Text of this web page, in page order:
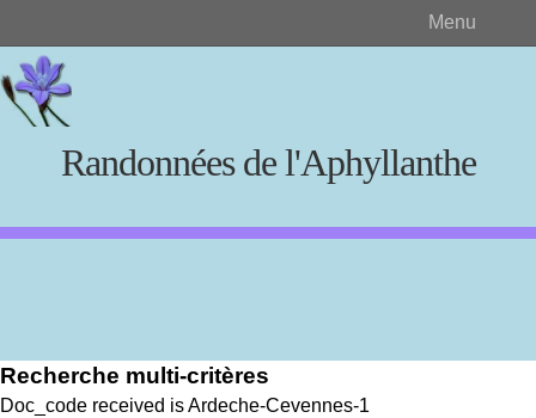
Randonnées de l'Aphyllanthe
Menu
Recherche multi-critères
Doc_code received is Ardeche-Cevennes-1